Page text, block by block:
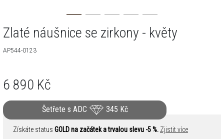
Zlaté náušnice se zirkony - květy
AP544-0123
6 890 Kč
Šetřete s ADC 345 Kč
Získáte status GOLD na začátek a trvalou slevu -5 %. Zjistit více